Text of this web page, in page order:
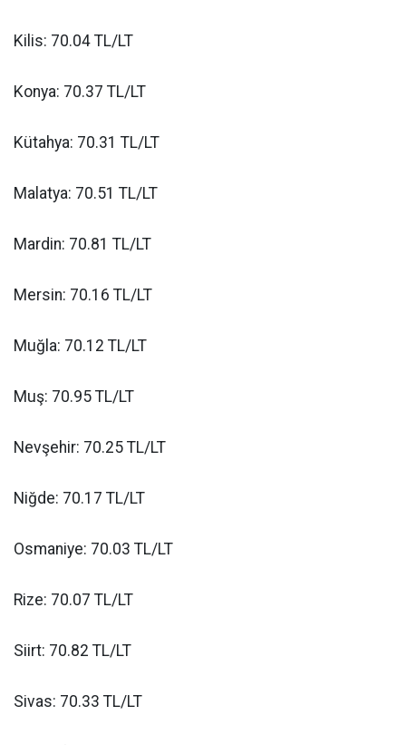
Kilis: 70.04 TL/LT
Konya: 70.37 TL/LT
Kütahya: 70.31 TL/LT
Malatya: 70.51 TL/LT
Mardin: 70.81 TL/LT
Mersin: 70.16 TL/LT
Muğla: 70.12 TL/LT
Muş: 70.95 TL/LT
Nevşehir: 70.25 TL/LT
Niğde: 70.17 TL/LT
Osmaniye: 70.03 TL/LT
Rize: 70.07 TL/LT
Siirt: 70.82 TL/LT
Sivas: 70.33 TL/LT